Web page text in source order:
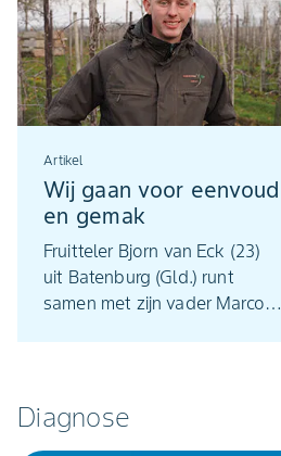
Artikel
Wij gaan voor eenvoud
en gemak
Fruitteler Bjorn van Eck (23)
uit Batenburg (Gld.) runt
samen met zijn vader Marco
Diagnose